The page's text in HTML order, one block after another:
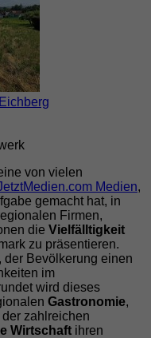
von vielen
Medien,
gemacht hat, in
Firmen,
die Vielfälltigkeit
zu präsentieren.
Bevölkerung einen
im
wird dieses
Gastronomie,
zahlreichen
Wirtschaft ihren